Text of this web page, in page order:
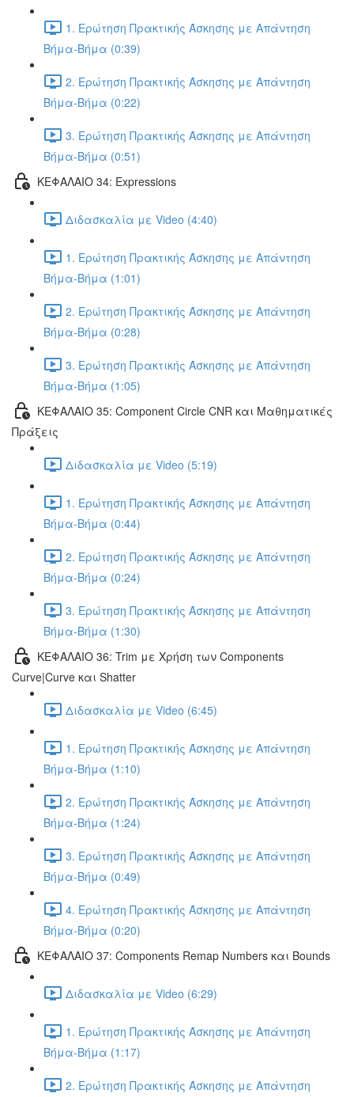
1. Ερώτηση Πρακτικής Άσκησης με Απάντηση
Βήμα-Βήμα (0:39)
2. Ερώτηση Πρακτικής Άσκησης με Απάντηση
Βήμα-Βήμα (0:22)
3. Ερώτηση Πρακτικής Άσκησης με Απάντηση
Βήμα-Βήμα (0:51)
ΚΕΦΑΛΑΙΟ 34: Expressions
Διδασκαλία με Video (4:40)
1. Ερώτηση Πρακτικής Άσκησης με Απάντηση
Βήμα-Βήμα (1:01)
2. Ερώτηση Πρακτικής Άσκησης με Απάντηση
Βήμα-Βήμα (0:28)
3. Ερώτηση Πρακτικής Άσκησης με Απάντηση
Βήμα-Βήμα (1:05)
ΚΕΦΑΛΑΙΟ 35: Component Circle CNR και Μαθηματικές
Πράξεις
Διδασκαλία με Video (5:19)
1. Ερώτηση Πρακτικής Άσκησης με Απάντηση
Βήμα-Βήμα (0:44)
2. Ερώτηση Πρακτικής Άσκησης με Απάντηση
Βήμα-Βήμα (0:24)
3. Ερώτηση Πρακτικής Άσκησης με Απάντηση
Βήμα-Βήμα (1:30)
ΚΕΦΑΛΑΙΟ 36: Trim με Χρήση των Components
Curve|Curve και Shatter
Διδασκαλία με Video (6:45)
1. Ερώτηση Πρακτικής Άσκησης με Απάντηση
Βήμα-Βήμα (1:10)
2. Ερώτηση Πρακτικής Άσκησης με Απάντηση
Βήμα-Βήμα (1:24)
3. Ερώτηση Πρακτικής Άσκησης με Απάντηση
Βήμα-Βήμα (0:49)
4. Ερώτηση Πρακτικής Άσκησης με Απάντηση
Βήμα-Βήμα (0:20)
ΚΕΦΑΛΑΙΟ 37: Components Remap Numbers και Bounds
Διδασκαλία με Video (6:29)
1. Ερώτηση Πρακτικής Άσκησης με Απάντηση
Βήμα-Βήμα (1:17)
2. Ερώτηση Πρακτικής Άσκησης με Απάντηση